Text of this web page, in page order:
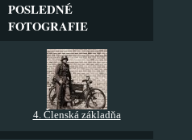
POSLEDNÉ
FOTOGRAFIE
4. Členská základňa